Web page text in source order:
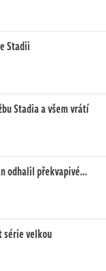
Stadii
Stadia a všem vrátí
odhalil překvapivé…
série velkou